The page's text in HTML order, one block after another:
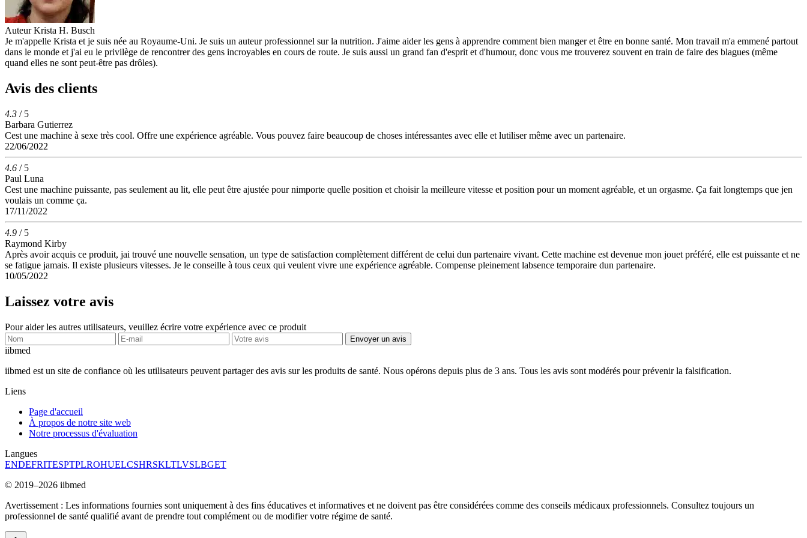
Auteur Krista H. Busch
Je m'appelle Krista et je suis née au Royaume-Uni. Je suis un auteur professionnel sur la nutrition. J'aime aider les gens à apprendre comment bien manger et être en bonne santé. Mon travail m'a emmené partout
dans le monde et j'ai eu le privilège de rencontrer des gens incroyables en cours de route. Je suis aussi un grand fan d'esprit et d'humour, donc vous me trouverez souvent en train de faire des blagues (même
quand elles ne sont peut-être pas drôles).
Avis des clients
4.3 / 5
Barbara Gutierrez
Cest une machine à sexe très cool. Offre une expérience agréable. Vous pouvez faire beaucoup de choses intéressantes avec elle et lutiliser même avec un partenaire.
22/06/2022
4.6 / 5
Paul Luna
Cest une machine puissante, pas seulement au lit, elle peut être ajustée pour nimporte quelle position et choisir la meilleure vitesse et position pour un moment agréable, et un orgasme. Ça fait longtemps que jen
voulais un comme ça.
17/11/2022
4.9 / 5
Raymond Kirby
Après avoir acquis ce produit, jai trouvé une nouvelle sensation, un type de satisfaction complètement différent de celui dun partenaire vivant. Cette machine est devenue mon jouet préféré, elle est puissante et ne
se fatigue jamais. Il existe plusieurs vitesses. Je le conseille à tous ceux qui veulent vivre une expérience agréable. Compense pleinement labsence temporaire dun partenaire.
10/05/2022
Laissez votre avis
Pour aider les autres utilisateurs, veuillez écrire votre expérience avec ce produit
Envoyer un avis
iibmed
iibmed est un site de confiance où les utilisateurs peuvent partager des avis sur les produits de santé. Nous opérons depuis plus de 3 ans. Tous les avis sont modérés pour prévenir la falsification.
Liens
Page d'accueil
À propos de notre site web
Notre processus d'évaluation
Langues
ENDEFRITESPTPLROHUELCSHRSKLTLVSLBGET
© 2019–2026 iibmed
Avertissement : Les informations fournies sont uniquement à des fins éducatives et informatives et ne doivent pas être considérées comme des conseils médicaux professionnels. Consultez toujours un
professionnel de santé qualifié avant de prendre tout complément ou de modifier votre régime de santé.